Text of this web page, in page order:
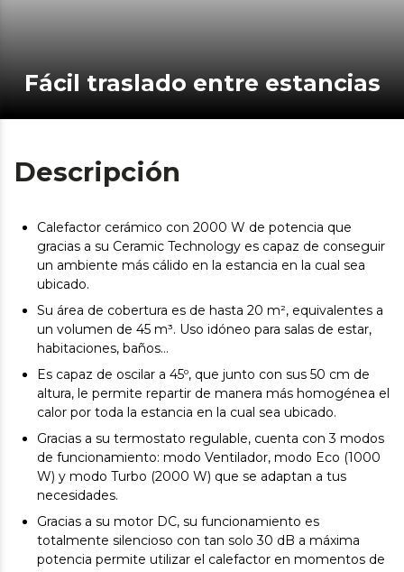
Fácil traslado entre estancias
Descripción
Calefactor cerámico con 2000 W de potencia que
gracias a su Ceramic Technology es capaz de conseguir
un ambiente más cálido en la estancia en la cual sea
ubicado.
Su área de cobertura es de hasta 20 m², equivalentes a
un volumen de 45 m³. Uso idóneo para salas de estar,
habitaciones, baños…
Es capaz de oscilar a 45º, que junto con sus 50 cm de
altura, le permite repartir de manera más homogénea el
calor por toda la estancia en la cual sea ubicado.
Gracias a su termostato regulable, cuenta con 3 modos
de funcionamiento: modo Ventilador, modo Eco (1000
W) y modo Turbo (2000 W) que se adaptan a tus
necesidades.
Gracias a su motor DC, su funcionamiento es
totalmente silencioso con tan solo 30 dB a máxima
potencia permite utilizar el calefactor en momentos de